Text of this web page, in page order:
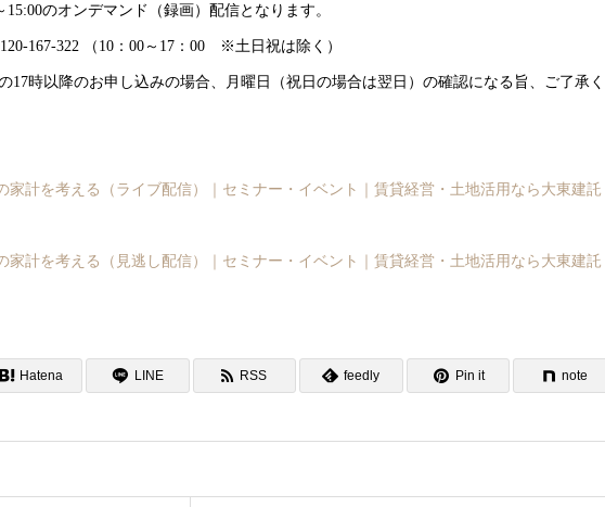
のオンデマンド（録画）配信となります。
167-322 （10：00～17：00 ※土日祝は除く）
17時以降のお申し込みの場合、月曜日（祝日の場合は翌日）の確認になる旨、ご了承く
家計を考える（ライブ配信）｜セミナー・イベント｜賃貸経営・土地活用なら大東建託
家計を考える（見逃し配信）｜セミナー・イベント｜賃貸経営・土地活用なら大東建託
Hatena LINE RSS feedly Pin it note